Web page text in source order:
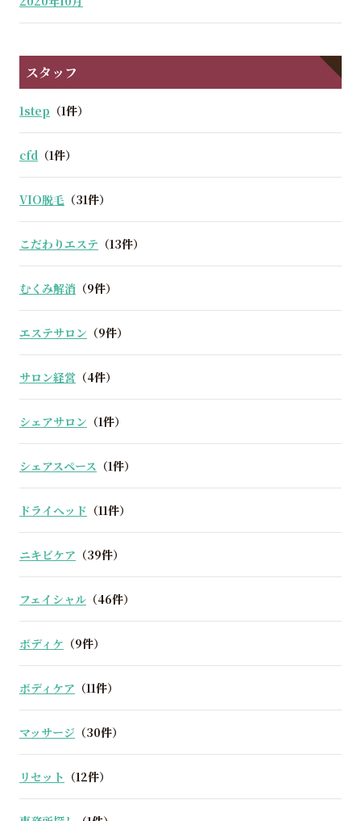
スタッフ
1step （1件）
cfd （1件）
VIO脱毛 （31件）
こだわりエステ （13件）
むくみ解消 （9件）
エステサロン （9件）
サロン経営 （4件）
シェアサロン （1件）
シェアスペース （1件）
ドライヘッド （11件）
ニキビケア （39件）
フェイシャル （46件）
ボディケ （9件）
ボディケア （11件）
マッサージ （30件）
リセット （12件）